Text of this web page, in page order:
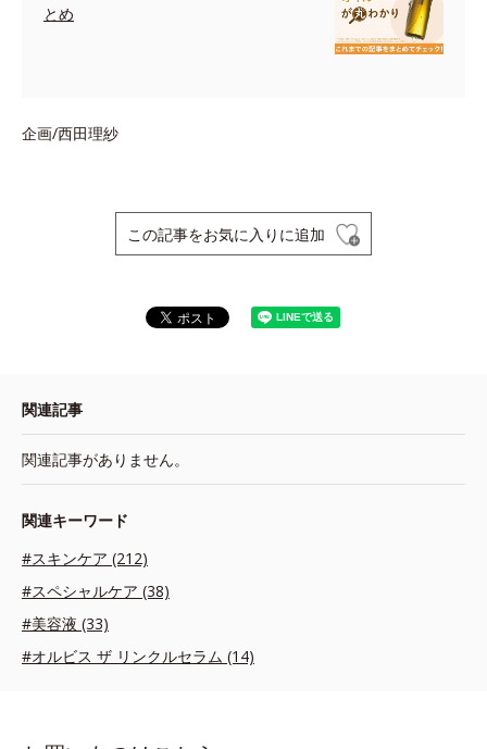
とめ
企画/西田理紗
この記事をお気に入りに追加
関連記事
関連記事がありません。
関連キーワード
#スキンケア (212)
#スペシャルケア (38)
#美容液 (33)
#オルビス ザ リンクルセラム (14)